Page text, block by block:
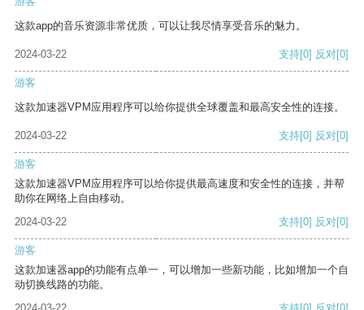
这款app的音乐资源非常优质，可以让我尽情享受音乐的魅力。
2024-03-22 支持[0] 反对[0]
游客
这款加速器VPM应用程序可以给你提供全球覆盖和最高安全性的连接。
2024-03-22 支持[0] 反对[0]
游客
这款加速器VPM应用程序可以给你提供最高速度和安全性的连接，并帮
助你在网络上自由移动。
2024-03-22
支持[0] 反对[0]
游客
这款加速器app的功能有点单一，可以增加一些新功能，比如增加一个自
动切换线路的功能。